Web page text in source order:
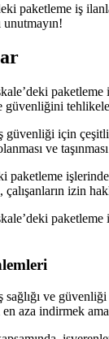
paketleme iş
güvenliğini
için çeşitli
ve
paketleme
izin
paketleme
ve
en aza indirmek